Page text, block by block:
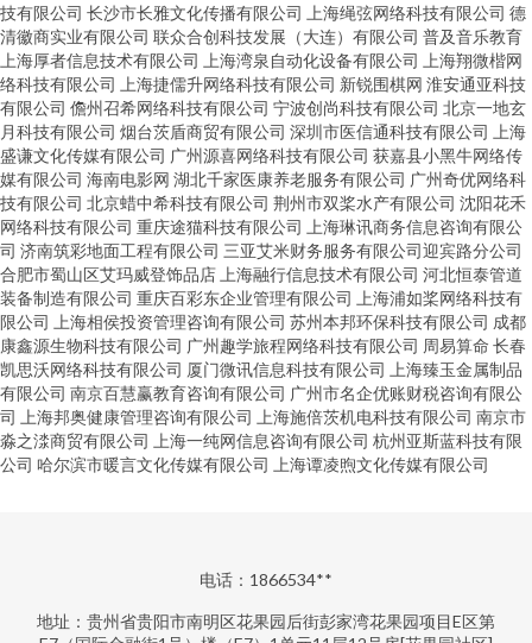
技有限公司 长沙市长雅文化传播有限公司 上海绳弦网络科技有限公司 德
清徽商实业有限公司 联众合创科技发展（大连）有限公司 普及音乐教育
上海厚者信息技术有限公司
上海湾泉自动化设备有限公司
上海翔微楷网
络科技有限公司
上海捷儒升网络科技有限公司 新锐围棋网 淮安通亚科技
有限公司 儋州召希网络科技有限公司 宁波创尚科技有限公司 北京一地玄
月科技有限公司 烟台茨盾商贸有限公司 深圳市医信通科技有限公司
上海
盛谦文化传媒有限公司 广州源喜网络科技有限公司 获嘉县小黑牛网络传
媒有限公司 海南电影网 湖北千家医康养老服务有限公司 广州奇优网络科
技有限公司 北京蜡中希科技有限公司 荆州市双桨水产有限公司 沈阳花禾
网络科技有限公司 重庆途猫科技有限公司
上海琳讯商务信息咨询有限公
司 济南筑彩地面工程有限公司 三亚艾米财务服务有限公司迎宾路分公司
合肥市蜀山区艾玛威登饰品店 上海融行信息技术有限公司 河北恒泰管道
装备制造有限公司 重庆百彩东企业管理有限公司
上海浦如桨网络科技有
限公司
上海相侯投资管理咨询有限公司 苏州本邦环保科技有限公司 成都
康鑫源生物科技有限公司 广州趣学旅程网络科技有限公司 周易算命 长春
凯思沃网络科技有限公司 厦门微讯信息科技有限公司
上海臻玉金属制品
有限公司 南京百慧赢教育咨询有限公司 广州市名企优账财税咨询有限公
司
上海邦奥健康管理咨询有限公司 上海施倍茨机电科技有限公司 南京市
淼之渁商贸有限公司
上海一纯网信息咨询有限公司 杭州亚斯蓝科技有限
公司 哈尔滨市暖言文化传媒有限公司 上海谭凌煦文化传媒有限公司
电话：1866534**
地址：贵州省贵阳市南明区花果园后街彭家湾花果园项目E区第